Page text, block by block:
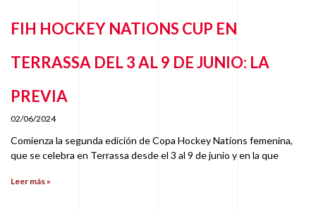
FIH HOCKEY NATIONS CUP EN
TERRASSA DEL 3 AL 9 DE JUNIO: LA
PREVIA
02/06/2024
Comienza la segunda edición de Copa Hockey Nations femenina,
que se celebra en Terrassa desde el 3 al 9 de junio y en la que
Leer más »